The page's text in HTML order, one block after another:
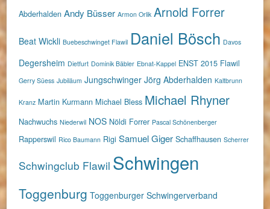
Abderhalden Andy Büsser Armon Orlik Arnold Forrer
Beat Wickli Buebeschwinget Flawil Daniel Bösch Davos
Degersheim Dietfurt Dominik Bäbler Ebnat-Kappel ENST 2015 Flawil
Gerry Süess Jubiläum Jungschwinger Jörg Abderhalden Kaltbrunn
Kranz Martin Kurmann Michael Bless Michael Rhyner
Nachwuchs Niederwil NOS Nöldi Forrer Pascal Schönenberger
Rapperswil Rico Baumann Rigi Samuel Giger Schaffhausen Scherrer
Schwingclub Flawil Schwingen
Toggenburg Toggenburger Schwingerverband